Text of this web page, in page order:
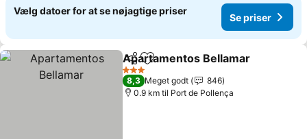
Vælg datoer for at se nøjagtige priser
Se priser
Del Føj til favoritter
Apartamentos Bellamar
3 Stjerner
8,3 Meget godt
846
0.9 km til Port de Pollença